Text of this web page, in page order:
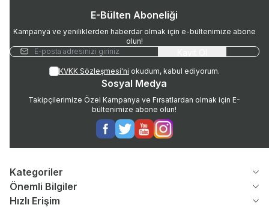
E-Bülten Aboneliği
Kampanya ve yeniliklerden haberdar olmak için e-bültenimize abone
olun!
KVKK Sözleşmesi'ni okudum, kabul ediyorum.
Sosyal Medya
Takipçilerimize Özel Kampanya ve Fırsatlardan olmak için E-
bültenimize abone olun!
Facebook
TwitterYoutubeInstagram
Kategoriler
Önemli Bilgiler
Hızlı Erişim